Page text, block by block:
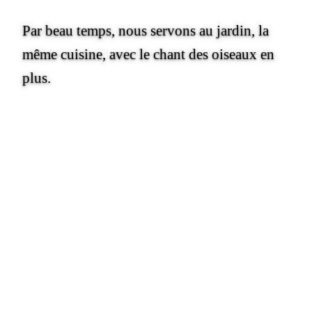
Par beau temps, nous servons au jardin, la
même cuisine, avec le chant des oiseaux en
plus.